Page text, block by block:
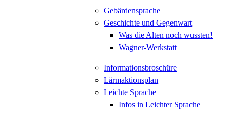
Gebärdensprache
Geschichte und Gegenwart
Was die Alten noch wussten!
Wagner-Werkstatt
Informationsbroschüre
Lärmaktionsplan
Leichte Sprache
Infos in Leichter Sprache